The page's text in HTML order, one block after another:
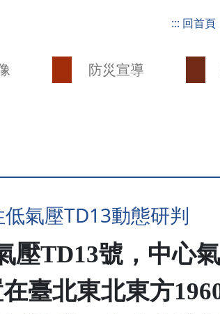
::: 回首頁
防災宣導
氣壓TD13動態研判
壓TD13號，中心
在臺北東北東方